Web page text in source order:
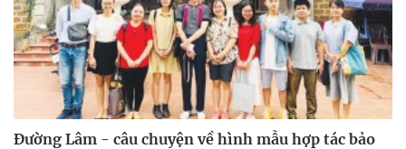
Đường Lâm - câu chuyện về hình mẫu hợp tác bảo